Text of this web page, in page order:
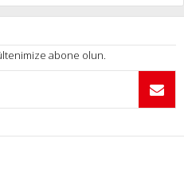
abone olun.